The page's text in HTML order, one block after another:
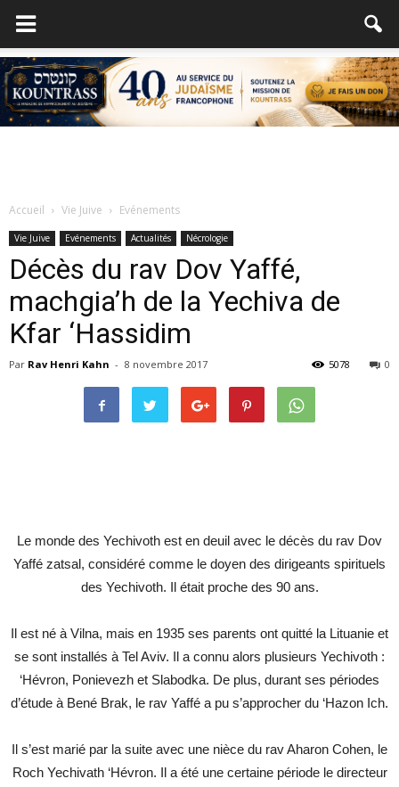
Accueil Vie Juive Evénements
Vie Juive Evénements Actualités Nécrologie
Décès du rav Dov Yaffé,
machgia’h de la Yechiva de
Kfar ‘Hassidim
Par Rav Henri Kahn - 8 novembre 2017 0
5078
Le monde des Yechivoth est en deuil avec le décès du rav Dov
Yaffé zatsal, considéré comme le doyen des dirigeants spirituels
des Yechivoth. Il était proche des 90 ans.
Il est né à Vilna, mais en 1935 ses parents ont quitté la Lituanie et
se sont installés à Tel Aviv. Il a connu alors plusieurs Yechivoth :
‘Hévron, Ponievezh et Slabodka. De plus, durant ses périodes
d’étude à Bené Brak, le rav Yaffé a pu s’approcher du ‘Hazon Ich.
Il s’est marié par la suite avec une nièce du rav Aharon Cohen, le
Roch Yechivath ‘Hévron. Il a été une certaine période le directeur